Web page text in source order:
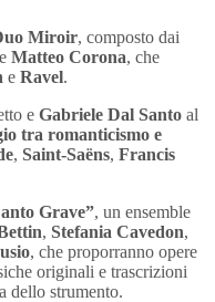
Miroir, composto dai
e Matteo Corona, che
e Ravel.
e Gabriele Dal Santo al
tra romanticismo e
, Saint-Saëns, Francis
Grave”, un ensemble
, Stefania Cavedon,
, che proporranno opere
originali e trascrizioni
dello strumento.